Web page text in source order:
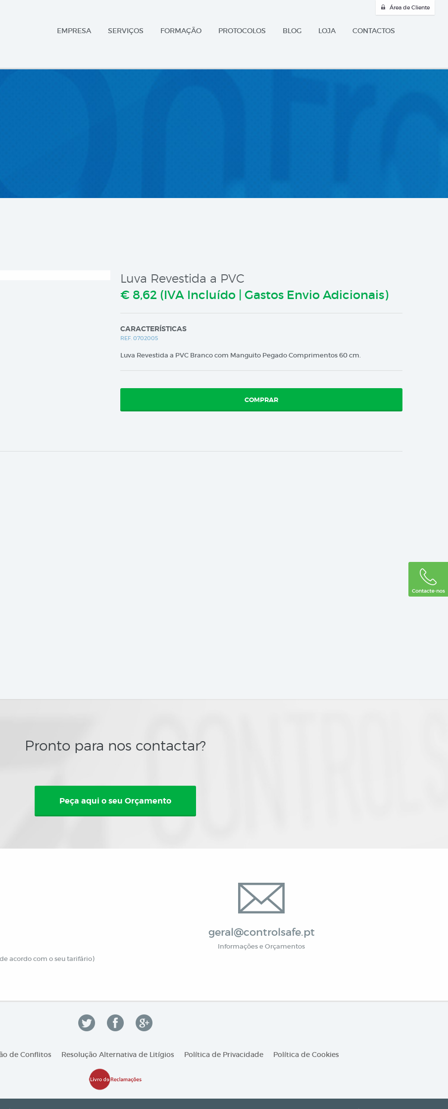
Área de Cliente
EMPRESA SERVIÇOS FORMAÇÃO PROTOCOLOS BLOG LOJA CONTACTOS
Luva Revestida a PVC
€ 8,62 (IVA Incluído | Gastos Envio Adicionais)
CARACTERÍSTICAS
REF. 0702005
Luva Revestida a PVC Branco com Manguito Pegado Comprimentos 60 cm.
COMPRAR
Pronto para nos contactar?
Peça aqui o seu Orçamento
acordo com o seu tarifário)
geral@controlsafe.pt
Informações e Orçamentos
de Conflitos Resolução Alternativa de Litígios Política de Privacidade Política de Cookies